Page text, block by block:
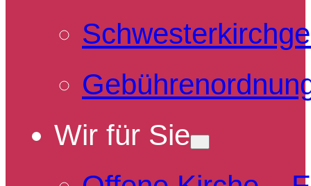
Wir für Sie